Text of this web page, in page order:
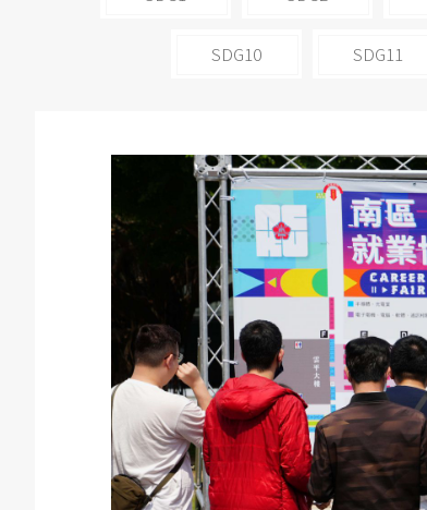
SDG10 SDG11